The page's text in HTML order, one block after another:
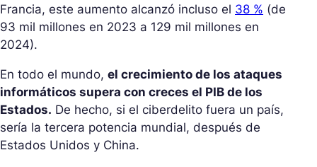
Francia, este aumento alcanzó incluso el 38 % (de
93 mil millones en 2023 a 129 mil millones en
2024).
En todo el mundo, el crecimiento de los ataques
informáticos supera con creces el PIB de los
Estados. De hecho, si el ciberdelito fuera un país,
sería la tercera potencia mundial, después de
Estados Unidos y China.